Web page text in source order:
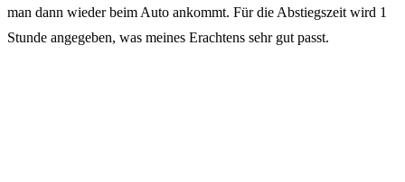
man dann wieder beim Auto ankommt. Für die Abstiegszeit wird 1
Stunde angegeben, was meines Erachtens sehr gut passt.